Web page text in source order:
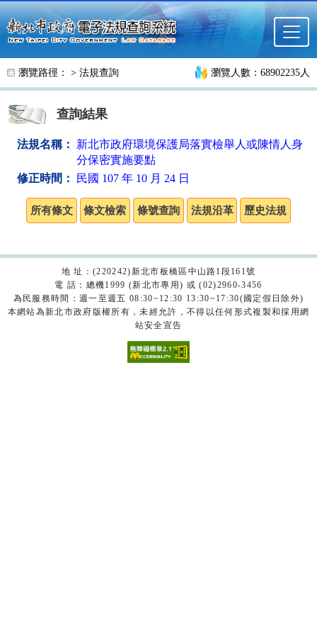
跳至主要內容
瀏覽路徑： > 法規查詢 瀏覽人數：68902235人
查詢結果
法規名稱：
新北市政府環境保護局落實檢舉人或陳情人身
分保密實施要點
修正時間：
民國 107 年 10 月 24 日
地 址：(220242)新北市板橋區中山路1段161號
電 話：總機1999 (新北市專用) 或 (02)2960-3456
為民服務時間：週一至週五 08:30~12:30 13:30~17:30(國定假日除外)
本網站為新北市政府版權所有，未經允許，不得以任何形式複製和採用網
站安全宣告